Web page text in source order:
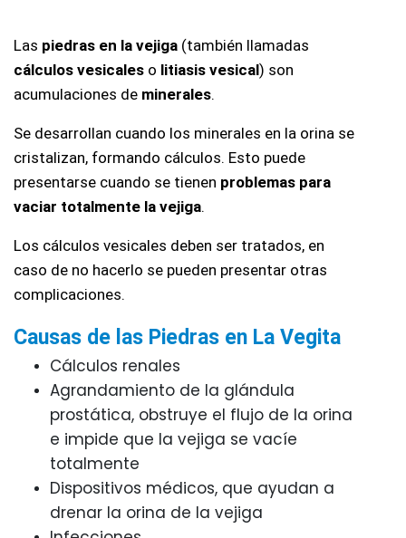
Las piedras en la vejiga
cálculos vesicales o litiasis vesical) son
acumulaciones de minerales.
Se desarrollan cuando los minerales en la orina se
cristalizan, formando cálculos. Esto puede
presentarse cuando se tienen problemas para
vaciar totalmente la vejiga.
Los cálculos vesicales deben ser tratados, en
caso de no hacerlo se pueden presentar otras
complicaciones.
Causas de las Piedras en La Vegita
Cálculos renales
Agrandamiento de la glándula
prostática, obstruye el flujo de la orina
e impide que la vejiga se vacíe
totalmente
Dispositivos médicos, que ayudan a
drenar la orina de la vejiga